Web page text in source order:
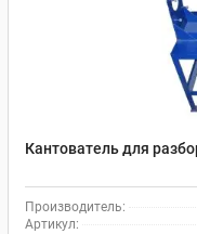
Кантователь для
Производитель:
Артикул: